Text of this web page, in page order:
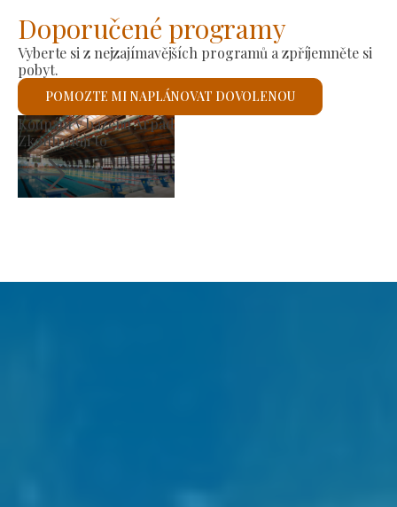
Doporučené programy
Vyberte si z nejzajímavějších programů a zpříjemněte si
pobyt.
POMOZTE MI NAPLÁNOVAT DOVOLENOU
Výrobní trh
Zkontroluji to